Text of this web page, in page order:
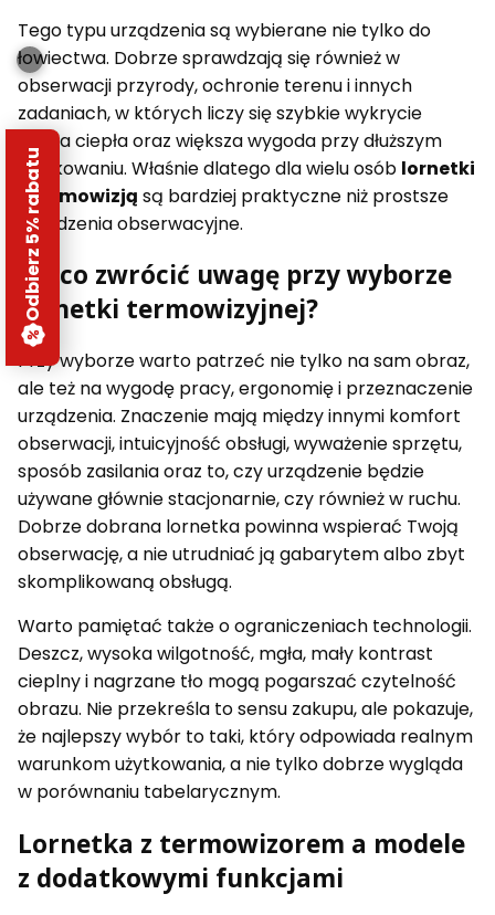
Tego typu urządzenia są wybierane nie tylko do
łowiectwa. Dobrze sprawdzają się również w
obserwacji przyrody, ochronie terenu i innych
zadaniach, w których liczy się szybkie wykrycie
źródła ciepła oraz większa wygoda przy dłuższym
użytkowaniu. Właśnie dlatego dla wielu osób lornetki
z termowizją są bardziej praktyczne niż prostsze
urządzenia obserwacyjne.
Na co zwrócić uwagę przy wyborze
lornetki termowizyjnej?
Przy wyborze warto patrzeć nie tylko na sam obraz,
ale też na wygodę pracy, ergonomię i przeznaczenie
urządzenia. Znaczenie mają między innymi komfort
obserwacji, intuicyjność obsługi, wyważenie sprzętu,
sposób zasilania oraz to, czy urządzenie będzie
używane głównie stacjonarnie, czy również w ruchu.
Dobrze dobrana lornetka powinna wspierać Twoją
obserwację, a nie utrudniać ją gabarytem albo zbyt
skomplikowaną obsługą.
Warto pamiętać także o ograniczeniach technologii.
Deszcz, wysoka wilgotność, mgła, mały kontrast
cieplny i nagrzane tło mogą pogarszać czytelność
obrazu. Nie przekreśla to sensu zakupu, ale pokazuje,
że najlepszy wybór to taki, który odpowiada realnym
warunkom użytkowania, a nie tylko dobrze wygląda
w porównaniu tabelarycznym.
Lornetka z termowizorem a modele
z dodatkowymi funkcjami
Odbierz 5% rabatu